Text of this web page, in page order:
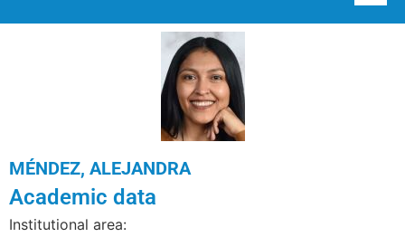
MÉNDEZ, ALEJANDRA
Academic data
Institutional area: